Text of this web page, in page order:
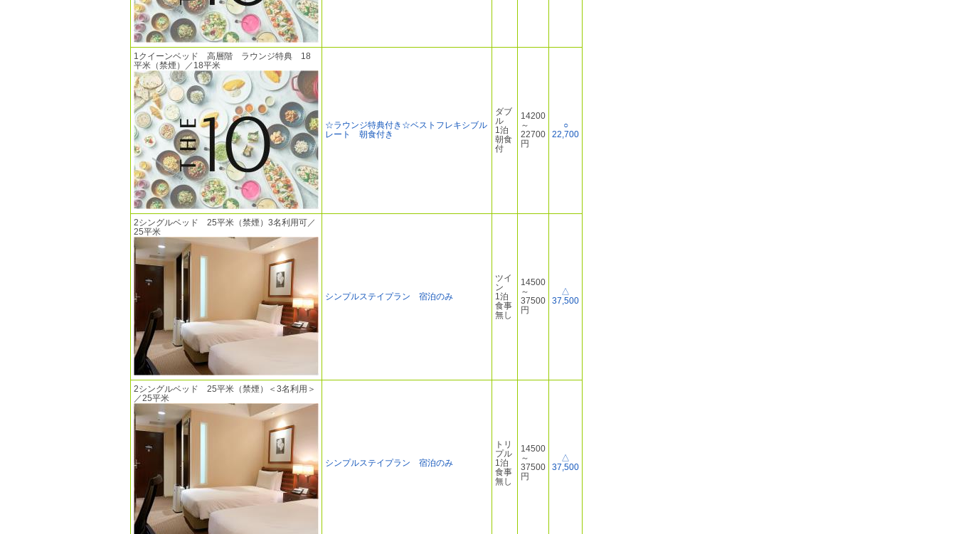
1クイーンベッド 高層階 ラウンジ特典 18
平米（禁煙）／18平米
☆ラウンジ特典付き☆ベストフレキシブル
レート 朝食付き
ダブ
ル
1泊
朝食
付
14200
～
22700
円
○
22,700
2シングルベッド 25平米（禁煙）3名利用可／
25平米
シンプルステイプラン 宿泊のみ
ツイ
ン
1泊
食事
無し
14500
～
37500
円
△
37,500
2シングルベッド 25平米（禁煙）＜3名利用＞
／25平米
シンプルステイプラン 宿泊のみ
トリ
プル
1泊
食事
無し
14500
～
37500
円
△
37,500